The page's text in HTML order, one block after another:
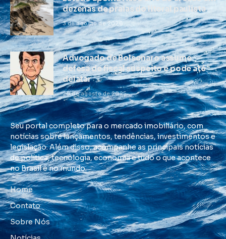
dezenas de praias do litoral paulista
3 de agosto de 2026
Advogado de Bolsonaro assume
defesa de fiscal suspeito e pode até
delatar
20 de agosto de 2025
Seu portal completo para o mercado imobiliário, com
notícias sobre lançamentos, tendências, investimentos e
legislação. Além disso, acompanhe as principais notícias
de política, tecnologia, economia e tudo o que acontece
no Brasil e no mundo.
Home
Contato
Sobre Nós